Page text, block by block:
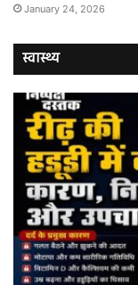
January 24, 2026
स्वास्थ्य